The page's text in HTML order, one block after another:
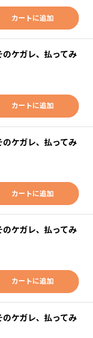
カートに追加
ケガレ、払ってみ
カートに追加
ケガレ、払ってみ
カートに追加
ケガレ、払ってみ
カートに追加
ケガレ、払ってみ